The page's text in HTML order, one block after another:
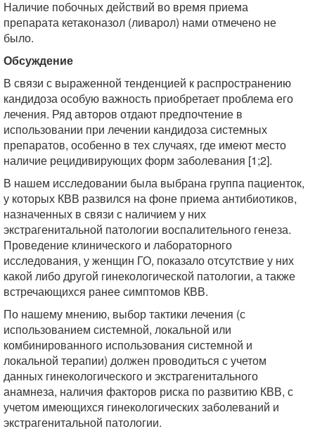
Наличие побочных действий во время приема
препарата кетаконазол (ливарол) нами отмечено не
было.
Обсуждение
В связи с выраженной тенденцией к распространению
кандидоза особую важность приобретает проблема его
лечения. Ряд авторов отдают предпочтение в
использовании при лечении кандидоза системных
препаратов, особенно в тех случаях, где имеют место
наличие рецидивирующих форм заболевания [1;2].
В нашем исследовании была выбрана группа пациенток,
у которых КВВ развился на фоне приема антибиотиков,
назначенных в связи с наличием у них
экстрагенитальной патологии воспалительного генеза.
Проведение клинического и лабораторного
исследования, у женщин ГО, показало отсутствие у них
какой либо другой гинекологической патологии, а также
встречающихся ранее симптомов КВВ.
По нашему мнению, выбор тактики лечения (с
использованием системной, локальной или
комбинированного использования системной и
локальной терапии) должен проводиться с учетом
данных гинекологического и экстрагенитального
анамнеза, наличия факторов риска по развитию КВВ, с
учетом имеющихся гинекологических заболеваний и
экстрагенитальной патологии.